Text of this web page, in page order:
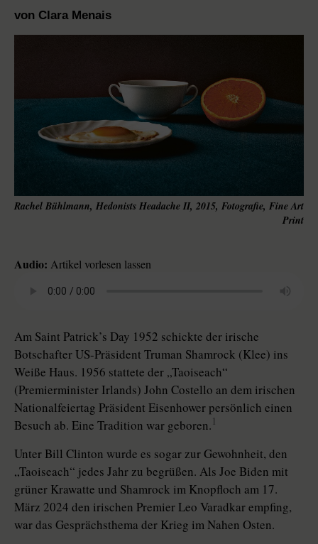
von Clara Menais
Rachel Bühlmann, Hedonists Headache II, 2015, Fotografie, Fine Art
Print
Audio: Artikel vorlesen lassen
Am Saint Patrick’s Day 1952 schickte der irische
Botschafter US-Präsident Truman Shamrock (Klee) ins
Weiße Haus. 1956 stattete der „Taoiseach“
(Premierminister Irlands) John Costello an dem irischen
Nationalfeiertag Präsident Eisenhower persönlich einen
Besuch ab. Eine Tradition war geboren. 1
Unter Bill Clinton wurde es sogar zur Gewohnheit, den
„Taoiseach“ jedes Jahr zu begrüßen. Als Joe Biden mit
grüner Krawatte und Shamrock im Knopfloch am 17.
März 2024 den irischen Premier Leo Varadkar empfing,
war das Gesprächsthema der Krieg im Nahen Osten.